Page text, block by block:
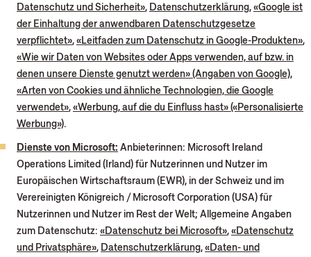
Datenschutz und Sicherheit», Datenschutzerklärung,«Google ist
der Einhaltung der anwendbaren Datenschutzgesetze
verpflichtet»,«Leitfaden zum Datenschutz in Google-Produkten»,
«Wie wir Daten von Websites oder Apps verwenden, auf bzw. in
denen unsere Dienste genutzt werden» (Angaben von Google),
«Arten von Cookies und ähnliche Technologien, die Google
verwendet»,«Werbung, auf die du Einfluss hast» («Personalisierte
Werbung»).
Dienste von Microsoft: Anbieterinnen: Microsoft Ireland
Operations Limited (Irland) für Nutzerinnen und Nutzer im
Europäischen Wirtschaftsraum (EWR), in der Schweiz und im
Verereinigten Königreich / Microsoft Corporation (USA) für
Nutzerinnen und Nutzer im Rest der Welt; Allgemeine Angaben
zum Datenschutz: «Datenschutz bei Microsoft»,«Datenschutz
und Privatsphäre», Datenschutzerklärung,«Daten- und